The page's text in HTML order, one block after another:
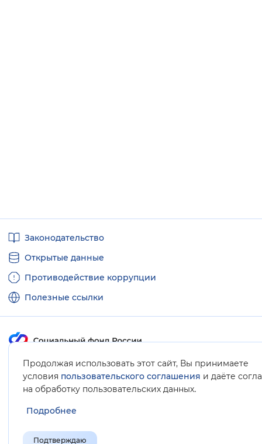
Продолжая использовать этот сайт, Вы принимаете
условия пользовательского соглашения и даёте
на обработку пользовательских данных.
Подробнее
Подтверждаю
ссылкиЗаконодательство
Открытые данные
Противодействие коррупции
Полезные ссылки
Карта сайта